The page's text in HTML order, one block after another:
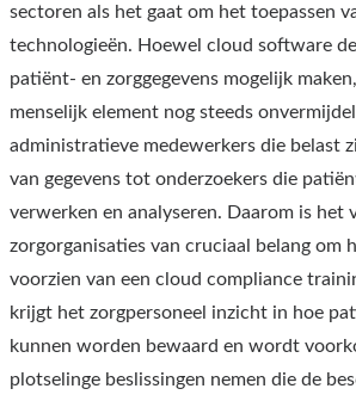
sectoren als het gaat om het toepassen
technologieën. Hoewel cloud software
patiënt- en zorggegevens mogelijk
menselijk element nog steeds
administratieve medewerkers die belast
van gegevens tot onderzoekers die
verwerken en analyseren. Daarom is het
zorgorganisaties van cruciaal belang om
voorzien van een cloud compliance
krijgt het zorgpersoneel inzicht in hoe
kunnen worden bewaard en wordt
plotselinge beslissingen nemen die de